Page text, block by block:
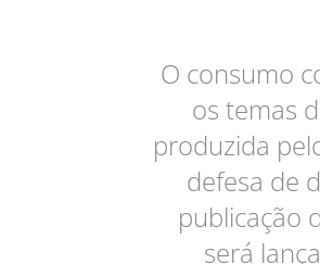
O consumo
os temas
produzida
defesa de
publicação
será